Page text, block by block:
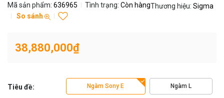
Mã sản phẩm: 636965 Tình trạng: Còn hàngThương hiệu: Sigma
So sánh
38,880,000₫
Tiêu đề: Ngàm Sony E Ngàm L